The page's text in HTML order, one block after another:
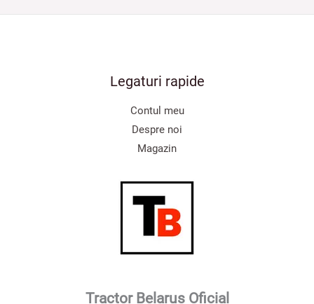
Legaturi rapide
Contul meu
Despre noi
Magazin
Tractor Belarus Oficial